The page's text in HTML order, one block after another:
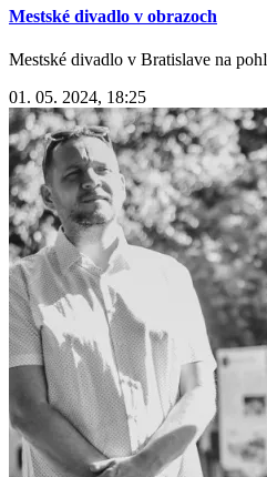
Mestské divadlo v obrazoch
Mestské divadlo v Bratislave na
01. 05. 2024, 18:25